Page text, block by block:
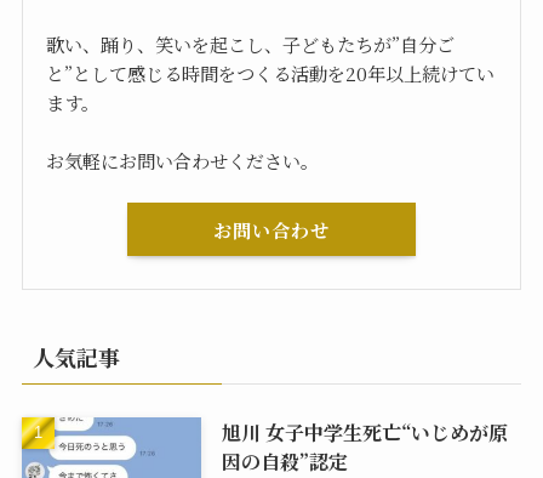
歌い、踊り、笑いを起こし、子どもたちが”自分ご
と”として感じる時間をつくる活動を20年以上続けてい
ます。
お気軽にお問い合わせください。
お問い合わせ
人気記事
旭川 女子中学生死亡“いじめが原
因の自殺”認定